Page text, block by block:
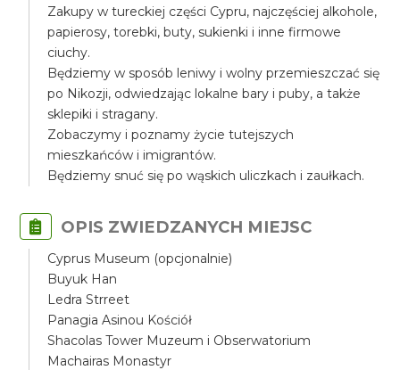
Zakupy w tureckiej części Cypru, najczęściej alkohole,
papierosy, torebki, buty, sukienki i inne firmowe
ciuchy.
Będziemy w sposób leniwy i wolny przemieszczać się
po Nikozji, odwiedzając lokalne bary i puby, a także
sklepiki i stragany.
Zobaczymy i poznamy życie tutejszych
mieszkańców i imigrantów.
Będziemy snuć się po wąskich uliczkach i zaułkach.
OPIS ZWIEDZANYCH MIEJSC
Cyprus Museum (opcjonalnie)
Buyuk Han
Ledra Strreet
Panagia Asinou Kościół
Shacolas Tower Muzeum i Obserwatorium
Machairas Monastyr